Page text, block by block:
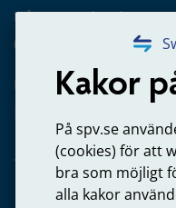
Kakor
På spv.se
(cookies) för att
bra som möjligt
alla kakor
Frågor om utbetalning
020-65 00 65
Kontakta oss